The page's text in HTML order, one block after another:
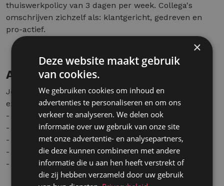
thuiswerkpolicy van 3 dagen per week. Collega's
omschrijven zichzelf als: klantgericht, gedreven en
pro-actief.
Aanbod
Je beschikt naast het loonpakket ook over een aantal
extralegale voordelen, zoals:
- 12 extra vakantiedagen
- 3 dagen thuiswerk per week
- Ecocheques
- Gsm + abbonnement
- Hospitalisatieverzekering na 6 maanden
×
Deze website maakt gebruik
van cookies.
We gebruiken cookies om inhoud en
advertenties te personaliseren en om ons
verkeer te analyseren. We delen ook
informatie over uw gebruik van onze site
met onze advertentie- en analysepartners,
die deze kunnen combineren met andere
informatie die u aan hen heeft verstrekt of
die zij hebben verzameld door uw gebruik